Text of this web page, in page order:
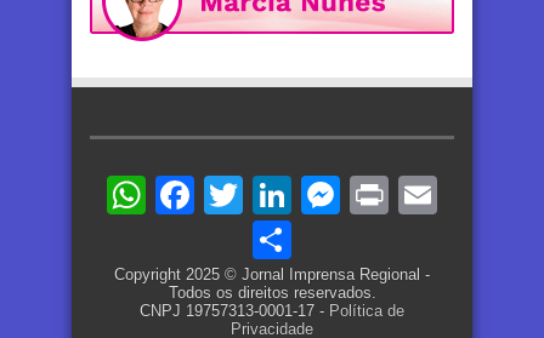
WhatsApp
Facebook
TwitterLinkedIn
Messenger
Print
Copyright 2025 © Jornal Imprensa Regional -
Todos os direitos reservados.
CNPJ 19757313-0001-17 - Política de
Privacidade